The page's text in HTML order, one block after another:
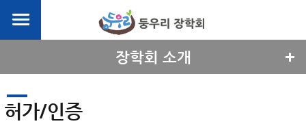
장학회 소개
허가/인증